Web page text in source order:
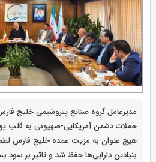
مدیرعامل گروه صنایع پتروشیمی خلیج
حملات دشمن آمریکایی-صهیونی به قلب
هیچ عنوان به مزیت عمده خلیج فارس
بنیادین دارایی‌ها حفظ شد و تاثیر بر سود